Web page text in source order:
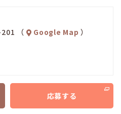
（
Google Map ）
応募する